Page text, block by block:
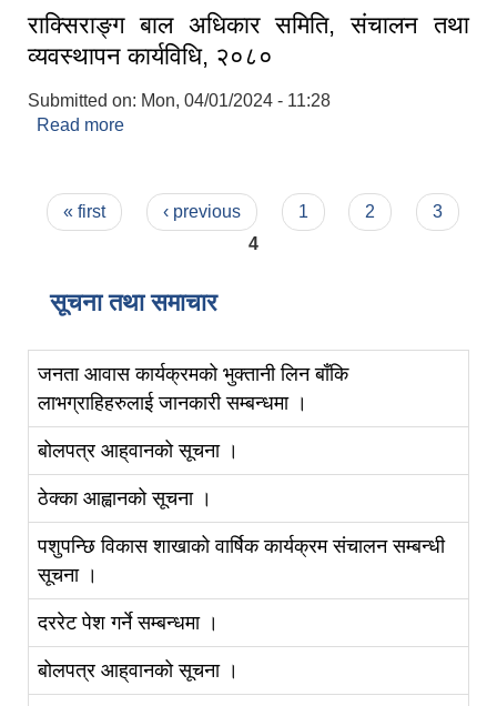
राक्सिराङ्ग बाल अधिकार समिति, संचालन तथा
व्यवस्थापन कार्यविधि, २०८०
Submitted on: Mon, 04/01/2024 - 11:28
Read more
Pages
« first ‹ previous 1 2
3
4
सूचना तथा समाचार
जनता आवास कार्यक्रमको भुक्तानी लिन बाँकि
लाभग्राहिहरुलाई जानकारी सम्बन्धमा ।
बोलपत्र आह‍्‍वानको सूचना ।
ठेक्का आह्वानको सूचना ।
पशुपन्छि विकास शाखाको वार्षिक कार्यक्रम संचालन सम्बन्धी
सूचना ।
दररेट पेश गर्ने सम्बन्धमा ।
बोलपत्र आह‍्‍वानको सूचना ।